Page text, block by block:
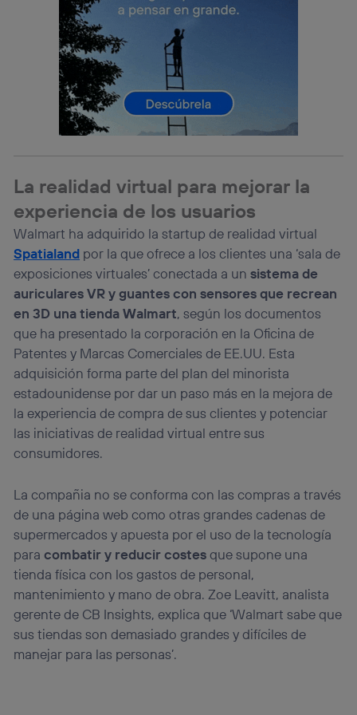
La realidad virtual para mejorar la
experiencia de los usuarios
Walmart ha adquirido la startup de realidad virtual
Spatialand por la que ofrece a los clientes una ‘sala de
exposiciones virtuales’ conectada a unsistema de
auriculares VR y guantes con sensores que recrean
en 3D una tienda Walmart, según los documentos
que ha presentado la corporación en la Oficina de
Patentes y Marcas Comerciales de EE.UU. Esta
adquisición forma parte del plan del minorista
estadounidense por dar un paso más en la mejora de
la experiencia de compra de sus clientes y potenciar
las iniciativas de realidad virtual entre sus
consumidores.
La compañia no se conforma con las compras a través
de una página web como otras grandes cadenas de
supermercados y apuesta por el uso de la tecnología
paracombatir y reducir costesque supone una
tienda física con los gastos de personal,
mantenimiento y mano de obra. Zoe Leavitt, analista
gerente de CB Insights, explica que ‘Walmart sabe que
sus tiendas son demasiado grandes y difíciles de
manejar para las personas’.
consienta el uso de la tecnología recibirá el mismo
identificador. Típicamente:
Si utilizas unaconexión de banda ancha
el marketing o análisis se realizará en función de las
actividades de navegación de los miembros del hogar
que hayan dado su consentimiento.
Si utilizasdatos móviles, el marketing será más
personalizado, ya que se basará únicamente en la
“Administrar Utiq” en la parte inferior de esta página web o
portal de privacidad de Utiq
(“consenthub”). Para más información, consulta
la política de privacidad de Utiq